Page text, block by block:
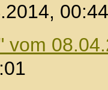
00:44
vom